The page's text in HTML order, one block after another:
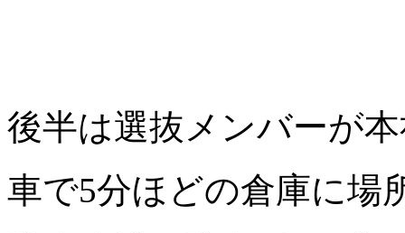
後半は選抜メンバーが
車で5分ほどの倉庫に場